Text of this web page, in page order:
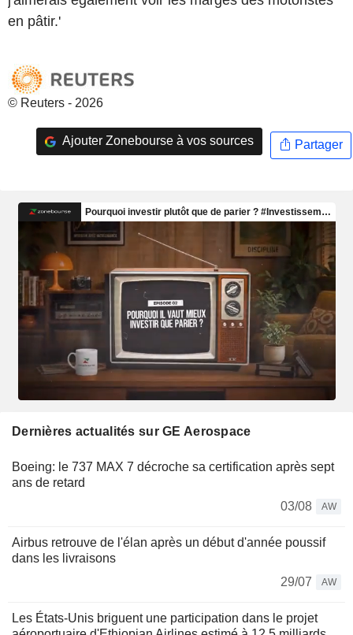
en pâtir.'
© Reuters - 2026
Ajouter Zonebourse à vos sources Partager
Dernières actualités sur GE Aerospace
Boeing: le 737 MAX 7 décroche sa certification après sept
ans de retard
03/08
AW
Airbus retrouve de l'élan après un début d'année poussif
dans les livraisons
29/07
AW
Les États-Unis briguent une participation dans le projet